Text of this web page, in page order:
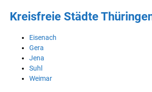
Kreisfreie Städte
Eisenach
Gera
Jena
Suhl
Weimar